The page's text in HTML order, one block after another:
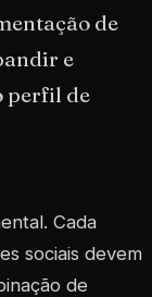
de
e
perfil de
Cada
sociais devem
de